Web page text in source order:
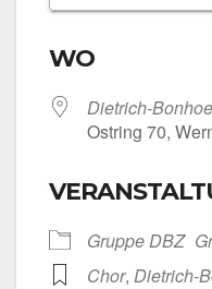
WO
Dietrich-
Ost­ring 70,
Grup­pe DBZ
Chor, Dietrich-